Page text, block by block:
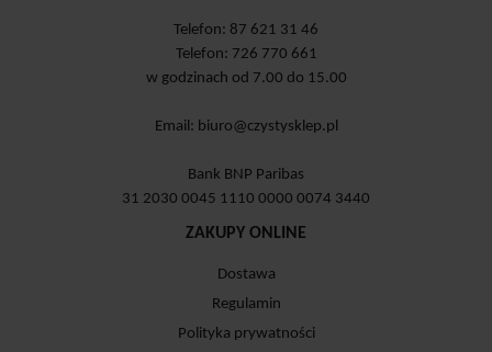
Telefon: 87 621 31 46
Telefon: 726 770 661
w godzinach od 7.00 do 15.00
Email: biuro@czystysklep.pl
Bank BNP Paribas
31 2030 0045 1110 0000 0074 3440
ZAKUPY ONLINE
Dostawa
Regulamin
Polityka prywatności